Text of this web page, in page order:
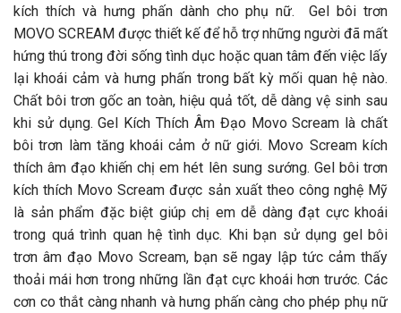
kích thích và hưng phấn dành cho phụ nữ. Gel bôi trơn
MOVO SCREAM được thiết kế để hỗ trợ những người đã mất
hứng thú trong đời sống tình dục hoặc quan tâm đến việc lấy
lại khoái cảm và hưng phấn trong bất kỳ mối quan hệ nào.
Chất bôi trơn gốc an toàn, hiệu quả tốt, dễ dàng vệ sinh sau
khi sử dụng. Gel Kích Thích Âm Đạo Movo Scream là chất
bôi trơn làm tăng khoái cảm ở nữ giới. Movo Scream kích
thích âm đạo khiến chị em hét lên sung sướng. Gel bôi trơn
kích thích Movo Scream được sản xuất theo công nghệ Mỹ
là sản phẩm đặc biệt giúp chị em dễ dàng đạt cực khoái
trong quá trình quan hệ tình dục. Khi bạn sử dụng gel bôi
trơn âm đạo Movo Scream, bạn sẽ ngay lập tức cảm thấy
thoải mái hơn trong những lần đạt cực khoái hơn trước. Các
cơn co thắt càng nhanh và hưng phấn càng cho phép phụ nữ